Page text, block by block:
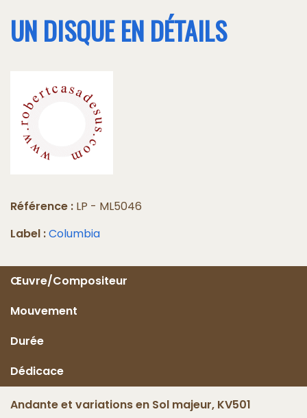
UN DISQUE EN DÉTAILS
Référence : LP - ML5046
Label :Columbia
Œuvre/Compositeur
Mouvement
Durée
Dédicace
Andante et variations en Sol majeur, KV501